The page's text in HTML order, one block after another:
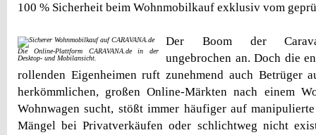
100 % Sicherheit beim Wohnmobilkauf exklusiv vom
Die Online-Plattform CARAVANA.de in der
Desktop- und Mobilansicht.
Der Boom der
ungebrochen an. Doch die
rollenden Eigenheimen ruft zunehmend auch Betrüger
herkömmlichen, großen Online-Märkten nach einem
Wohnwagen sucht, stößt immer häufiger auf
Mängel bei Privatverkäufen oder schlichtweg nicht